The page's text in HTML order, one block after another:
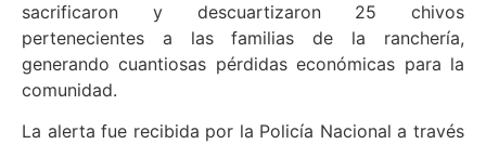
sacrificaron y descuartizaron 25 chivos
pertenecientes a las familias de la ranchería,
generando cuantiosas pérdidas económicas para la
comunidad.
La alerta fue recibida por la Policía Nacional a través